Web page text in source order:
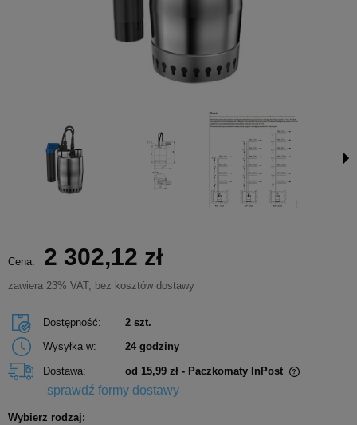
Cena: 2 302,12 zł
zawiera 23% VAT, bez kosztów dostawy
Dostępność:
2 szt.
Wysyłka w:
24 godziny
Dostawa: od 15,99 zł - Paczkomaty InPost
Cena nie zawiera ewentualnych kosztów płatności
sprawdź formy dostawy
Wybierz rodzaj: